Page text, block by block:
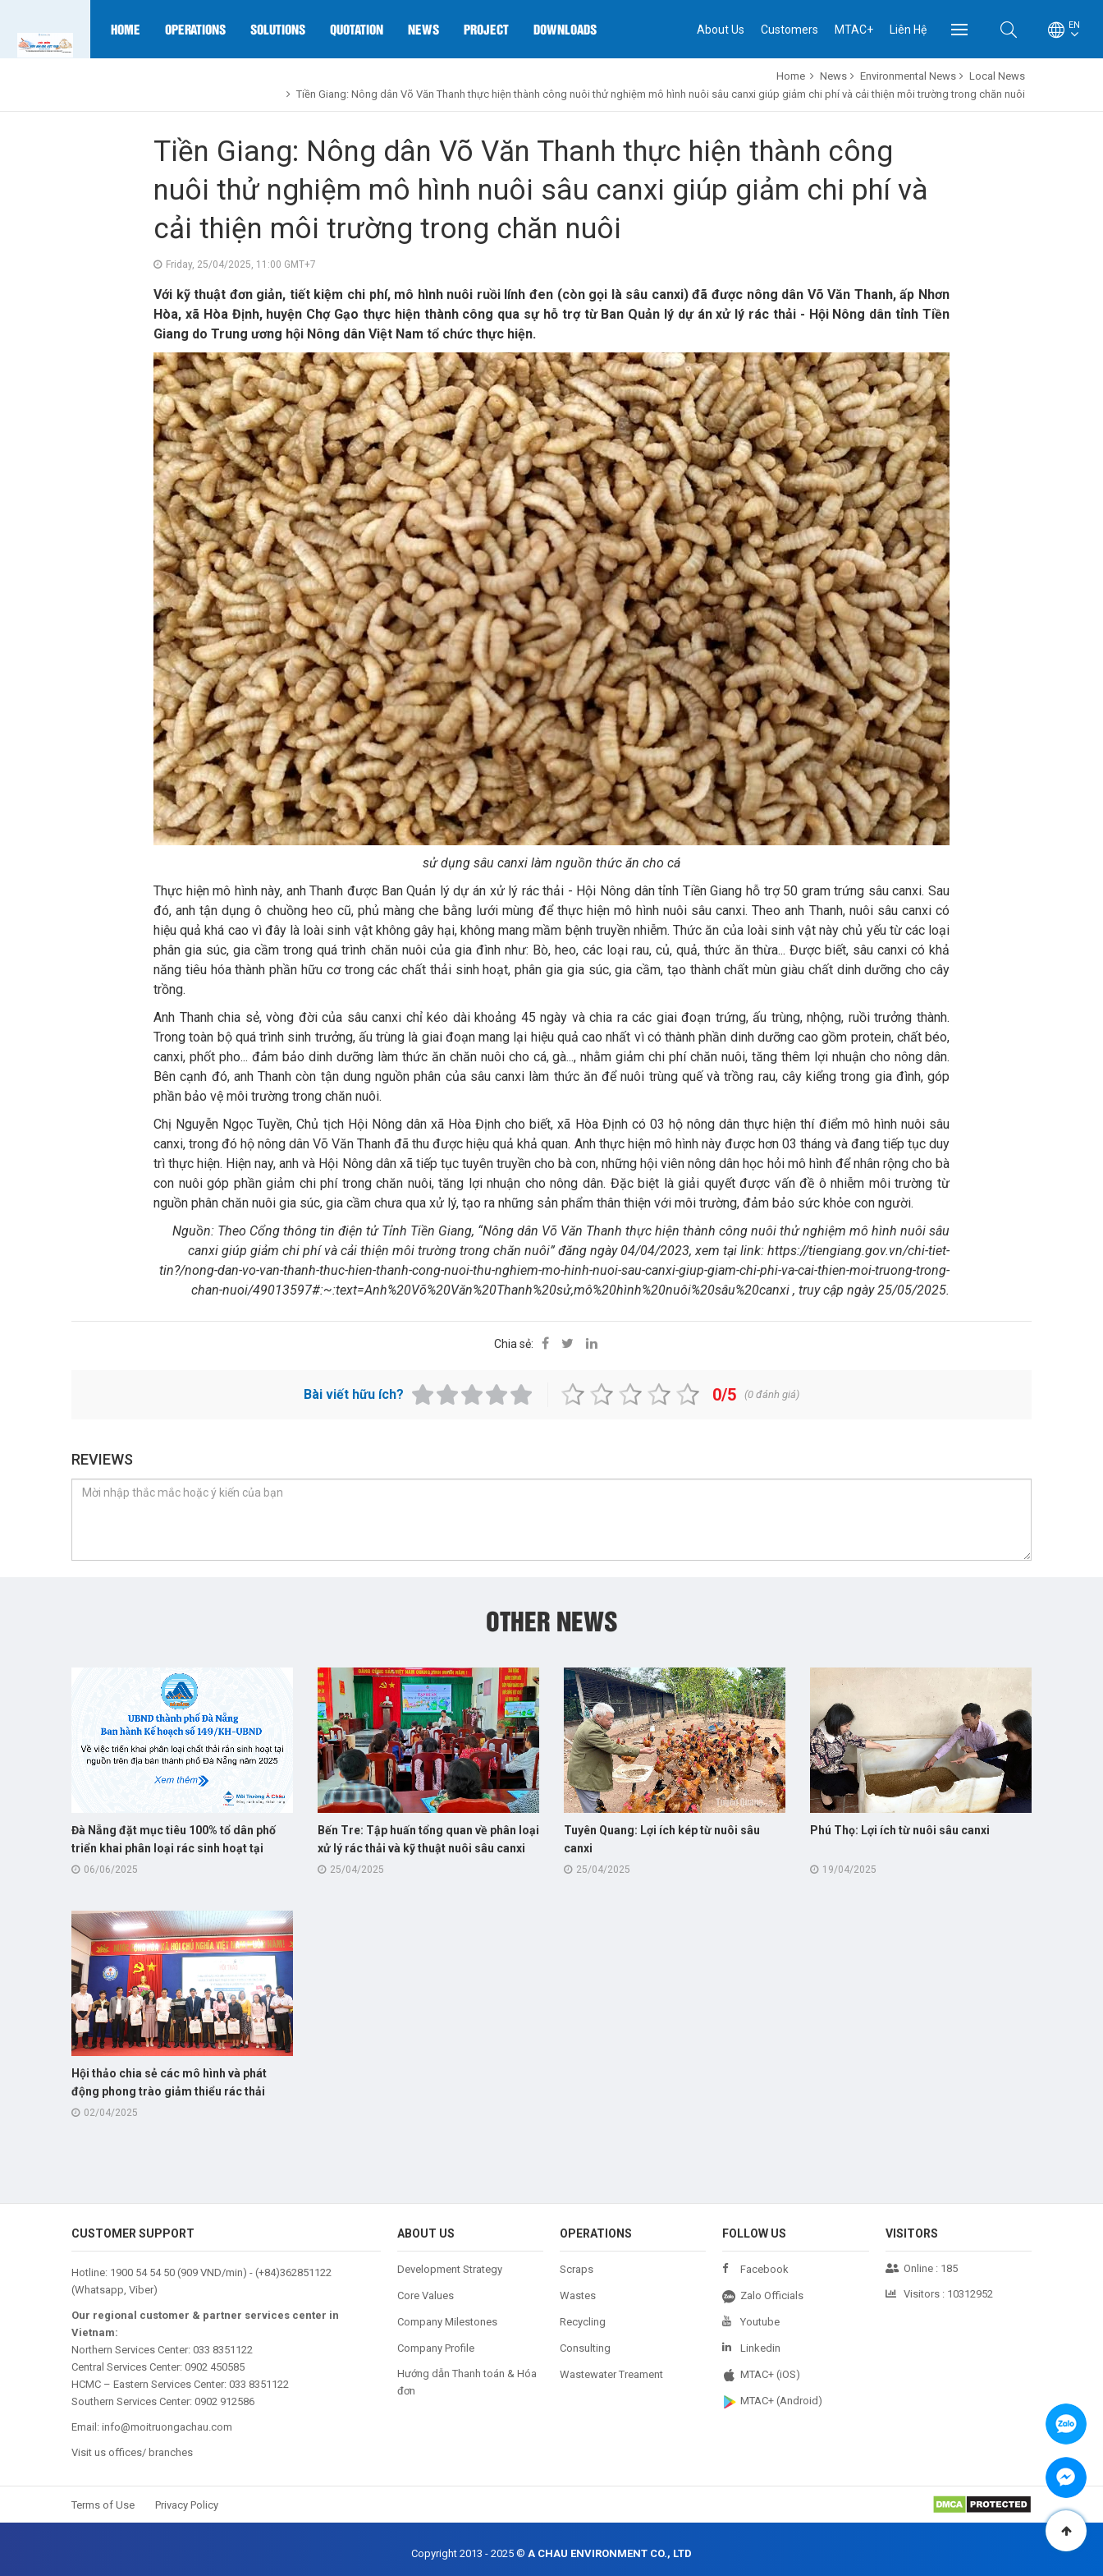
HOME OPERATIONS SOLUTIONS QUOTATION NEWS PROJECT DOWNLOADS About Us Customers MTAC+ Liên Hệ EN
Home News Environmental News
Local News
Tiền Giang: Nông dân Võ Văn Thanh thực hiện thành công nuôi thử nghiệm mô hình nuôi sâu canxi giúp giảm chi phí và cải thiện môi trường trong chăn nuôi
Tiền Giang: Nông dân Võ Văn Thanh thực hiện thành công
nuôi thử nghiệm mô hình nuôi sâu canxi giúp giảm chi phí và
cải thiện môi trường trong chăn nuôi
Friday, 25/04/2025, 11:00 GMT+7
Với kỹ thuật đơn giản, tiết kiệm chi phí, mô hình nuôi ruồi lính đen (còn gọi là sâu canxi) đã được nông dân Võ Văn Thanh, ấp Nhơn
Hòa, xã Hòa Định, huyện Chợ Gạo thực hiện thành công qua sự hỗ trợ từ Ban Quản lý dự án xử lý rác thải - Hội Nông dân tỉnh Tiền
Giang do Trung ương hội Nông dân Việt Nam tổ chức thực hiện.
sử dụng sâu canxi làm nguồn thức ăn cho cá
Thực hiện mô hình này, anh Thanh được Ban Quản lý dự án xử lý rác thải - Hội Nông dân tỉnh Tiền Giang hỗ trợ 50 gram trứng sâu canxi. Sau
đó, anh tận dụng ô chuồng heo cũ, phủ màng che bằng lưới mùng để thực hiện mô hình nuôi sâu canxi. Theo anh Thanh, nuôi sâu canxi có
hiệu quả khá cao vì đây là loài sinh vật không gây hại, không mang mầm bệnh truyền nhiễm. Thức ăn của loài sinh vật này chủ yếu từ các loại
phân gia súc, gia cầm trong quá trình chăn nuôi của gia đình như: Bò, heo, các loại rau, củ, quả, thức ăn thừa... Được biết, sâu canxi có khả
năng tiêu hóa thành phần hữu cơ trong các chất thải sinh hoạt, phân gia gia súc, gia cầm, tạo thành chất mùn giàu chất dinh dưỡng cho cây
trồng.
Anh Thanh chia sẻ, vòng đời của sâu canxi chỉ kéo dài khoảng 45 ngày và chia ra các giai đoạn trứng, ấu trùng, nhộng, ruồi trưởng thành.
Trong toàn bộ quá trình sinh trưởng, ấu trùng là giai đoạn mang lại hiệu quả cao nhất vì có thành phần dinh dưỡng cao gồm protein, chất béo,
canxi, phốt pho... đảm bảo dinh dưỡng làm thức ăn chăn nuôi cho cá, gà..., nhằm giảm chi phí chăn nuôi, tăng thêm lợi nhuận cho nông dân.
Bên cạnh đó, anh Thanh còn tận dung nguồn phân của sâu canxi làm thức ăn để nuôi trùng quế và trồng rau, cây kiểng trong gia đình, góp
phần bảo vệ môi trường trong chăn nuôi.
Chị Nguyễn Ngọc Tuyền, Chủ tịch Hội Nông dân xã Hòa Định cho biết, xã Hòa Định có 03 hộ nông dân thực hiện thí điểm mô hình nuôi sâu
canxi, trong đó hộ nông dân Võ Văn Thanh đã thu được hiệu quả khả quan. Anh thực hiện mô hình này được hơn 03 tháng và đang tiếp tục duy
trì thực hiện. Hiện nay, anh và Hội Nông dân xã tiếp tục tuyên truyền cho bà con, những hội viên nông dân học hỏi mô hình để nhân rộng cho bà
con nuôi góp phần giảm chi phí trong chăn nuôi, tăng lợi nhuận cho nông dân. Đặc biệt là giải quyết được vấn đề ô nhiễm môi trường từ
nguồn phân chăn nuôi gia súc, gia cầm chưa qua xử lý, tạo ra những sản phẩm thân thiện với môi trường, đảm bảo sức khỏe con người.
Nguồn: Theo Cổng thông tin điện tử Tỉnh Tiền Giang, “Nông dân Võ Văn Thanh thực hiện thành công nuôi thử nghiệm mô hình nuôi sâu
canxi giúp giảm chi phí và cải thiện môi trường trong chăn nuôi” đăng ngày 04/04/2023, xem tại link: https://tiengiang.gov.vn/chi-tiet-
tin?/nong-dan-vo-van-thanh-thuc-hien-thanh-cong-nuoi-thu-nghiem-mo-hinh-nuoi-sau-canxi-giup-giam-chi-phi-va-cai-thien-moi-truong-trong-
chan-nuoi/49013597#:~:text=Anh%20Võ%20Văn%20Thanh%20sử,mô%20hình%20nuôi%20sâu%20canxi , truy cập ngày 25/05/2025.
Chia sẻ:
Bài viết hữu ích? 0/5 (0 đánh giá)
REVIEWS
OTHER NEWS
Đà Nẵng đặt mục tiêu 100% tổ dân phố
triển khai phân loại rác sinh hoạt tại
nguồn trong năm 2025
06/06/2025
Bến Tre: Tập huấn tổng quan về phân loại
xử lý rác thải và kỹ thuật nuôi sâu canxi
cho hội viên nông dân
25/04/2025
Tuyên Quang: Lợi ích kép từ nuôi sâu
canxi
25/04/2025
Phú Thọ: Lợi ích từ nuôi sâu canxi
19/04/2025
Hội thảo chia sẻ các mô hình và phát
động phong trào giảm thiểu rác thải
nhựa trong trường học trên địa bàn
02/04/2025
CUSTOMER SUPPORT
Hotline: 1900 54 54 50 (909 VND/min) - (+84)362851122
(Whatsapp, Viber)
Our regional customer & partner services center in
Vietnam:
Northern Services Center: 033 8351122
Central Services Center: 0902 450585
HCMC – Eastern Services Center: 033 8351122
Southern Services Center: 0902 912586
Email: info@moitruongachau.com
Visit us offices/ branches
ABOUT US
Development Strategy
Core Values
Company Milestones
Company Profile
Hướng dẫn Thanh toán & Hóa
đơn
OPERATIONS
Scraps
Wastes
Recycling
Consulting
Wastewater Treament
FOLLOW US
Facebook
Zalo Officials
Youtube
Linkedin
MTAC+ (iOS)
MTAC+ (Android)
VISITORS
Online : 185
Visitors : 10312952
Terms of Use Privacy Policy
Copyright 2013 - 2025 © A CHAU ENVIRONMENT CO., LTD